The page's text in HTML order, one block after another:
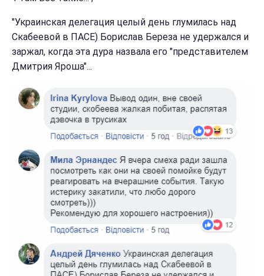
"Украинская делегация целый день глумилась над
Скабеевой в ПАСЕ) Борислав Береза не удержался и
заржал, когда эта дура назвала его "представителем
Дмитрия Яроша"...